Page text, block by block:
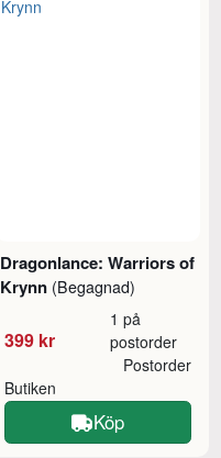
Dragonlance: Warriors of
Krynn (Begagnad)
399 kr
1 på
postorder
Butiken
Postorder
Köp